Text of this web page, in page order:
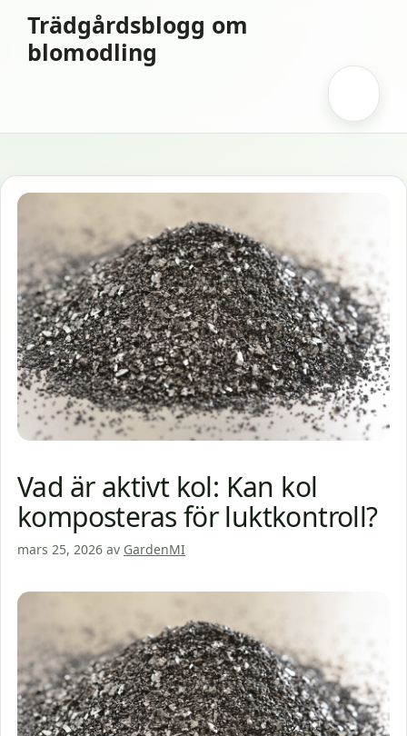
innehåll
Trädgårdsblogg om
blomodling
Vad är aktivt kol: Kan kol
komposteras för luktkontroll?
mars 25, 2026 av GardenMI